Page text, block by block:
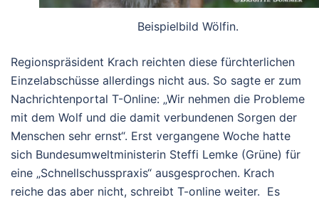
Beispielbild Wölfin.
Regionspräsident Krach reichten diese fürchterlichen
Einzelabschüsse allerdings nicht aus. So sagte er zum
Nachrichtenportal T-Online: „Wir nehmen die Probleme
mit dem Wolf und die damit verbundenen Sorgen der
Menschen sehr ernst“. Erst vergangene Woche hatte
sich Bundesumweltministerin Steffi Lemke (Grüne) für
eine „Schnellschusspraxis“ ausgesprochen. Krach
reiche das aber nicht, schreibt T-online weiter. Es